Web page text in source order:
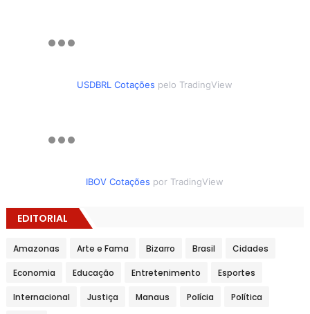
USDBRL Cotações pelo TradingView
IBOV Cotações por TradingView
EDITORIAL
Amazonas Arte e Fama Bizarro Brasil Cidades
Economia Educação Entretenimento Esportes
Internacional Justiça Manaus Polícia Política